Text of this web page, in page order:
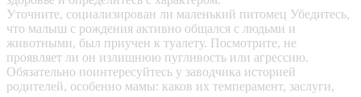
Уточните, социализирован ли маленький питомец Убедитесь,
что малыш с рождения активно общался с людьми и
животными, был приучен к туалету. Посмотрите, не
проявляет ли он излишнюю пугливость или агрессию.
Обязательно поинтересуйтесь у заводчика историей
родителей, особенно мамы: каков их темперамент, заслуги,